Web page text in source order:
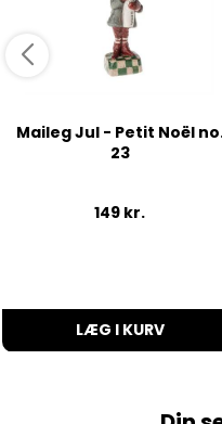
Maileg Jul - Petit Noël
23
149 kr.
LÆG I KURV